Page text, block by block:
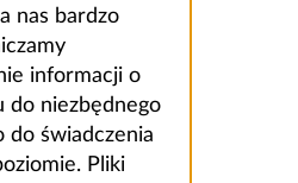
nas bardzo
informacji o
do niezbędnego
do świadczenia
Pliki